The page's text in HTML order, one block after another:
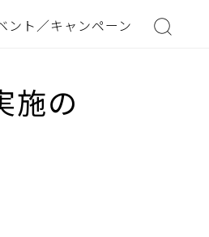
ント／キャンペーン
施の